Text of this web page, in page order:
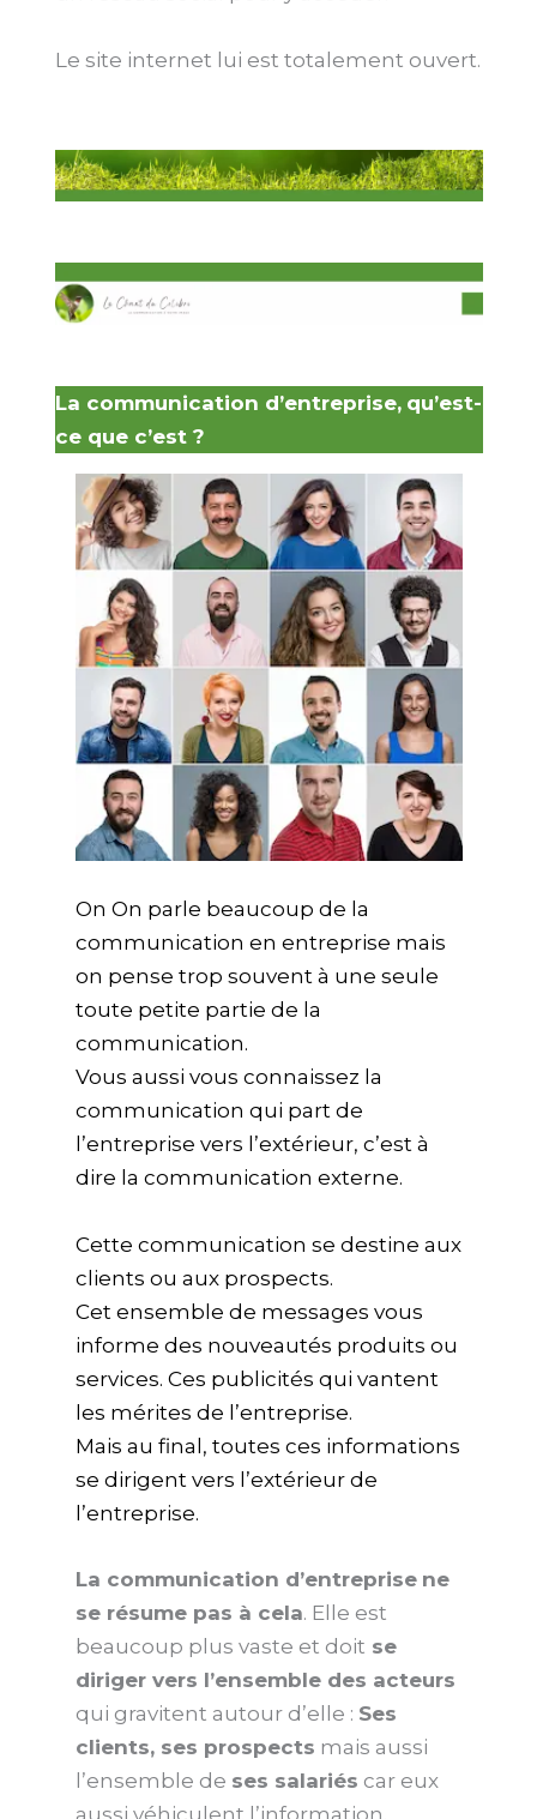
Le site internet lui est totalement ouvert.
La communication d’entreprise, qu’est-
ce que c’est ?
On On parle beaucoup de la
communication en entreprise mais
on pense trop souvent à une seule
toute petite partie de la
communication.
Vous aussi vous connaissez la
communication qui part de
l’entreprise vers l’extérieur, c’est à
dire la communication externe.
Cette communication se destine aux
clients ou aux prospects.
Cet ensemble de messages vous
informe des nouveautés produits ou
services. Ces publicités qui vantent
les mérites de l’entreprise.
Mais au final, toutes ces informations
se dirigent vers l’extérieur de
l’entreprise.
La communication d’entreprise ne
se résume pas à cela. Elle est
beaucoup plus vaste et doit se
diriger vers l’ensemble des acteurs
qui gravitent autour d’elle : Ses
clients, ses prospects mais aussi
l’ensemble de ses salariés car eux
aussi véhiculent l’information.